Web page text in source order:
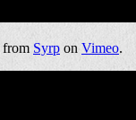
from Syrp on Vimeo.